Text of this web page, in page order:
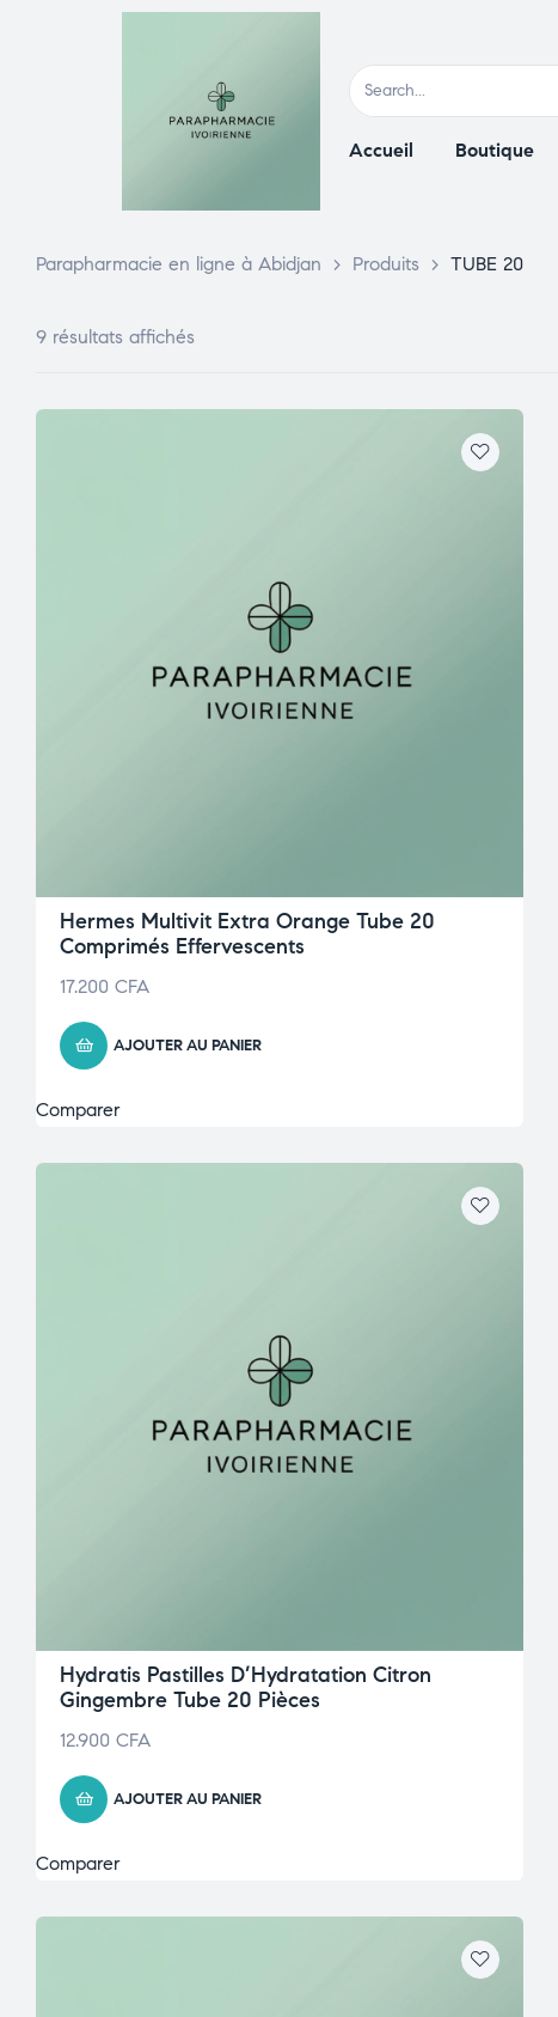
Accueil Boutique
Parapharmacie en ligne à Abidjan > Produits > TUBE 20
9 résultats affichés
Hermes Multivit Extra Orange Tube 20
Comprimés Effervescents
17.200 CFA
AJOUTER AU PANIER
Comparer
Hydratis Pastilles D’Hydratation Citron
Gingembre Tube 20 Pièces
12.900 CFA
AJOUTER AU PANIER
Comparer